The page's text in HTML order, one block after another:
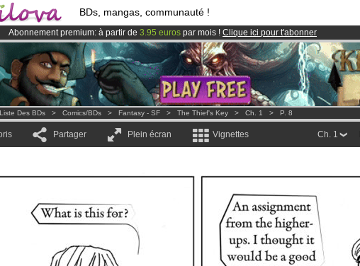
BDs, mangas, communauté !
Abonnement premium: à partir de 3.95 euros par mois ! Clique ici pour t'abonner
Déjà 134393membreset 1208BDs & Mangas!
LeKickstarter Amilova est désormais lancé
Liste Des BDs > Comics/BDs > Fantasy - SF > The Thief's Key > Ch. 1 > P. 8
Partager Plein écran Vignettes Ch. 1